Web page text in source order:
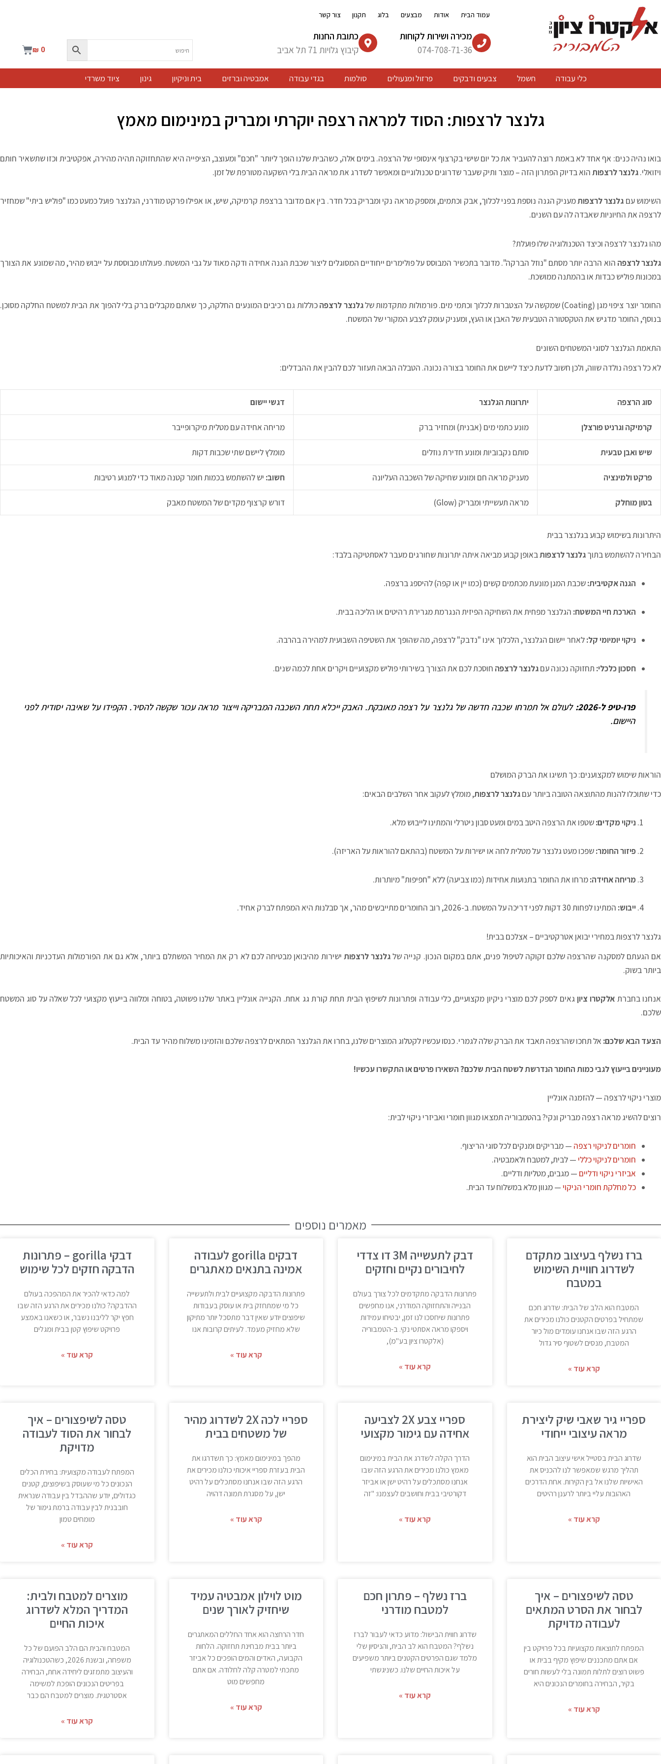
לתוכן
עמוד הבית אודות מבצעים בלוג תקנון צור קשר
מכירה ושירות לקוחות
074-708-71-36
כתובת החנות
קיבוץ גלויות 71 תל אביב
₪ 0
עגלת
כלי עבודה חשמל צבעים ודבקים פרזול ומנעולים סולמות בגדי עבודה אמבטיה וברזים בית וניקיון גינון ציוד משרדי
גלנצר לרצפות: הסוד למראה רצפה יוקרתי ומבריק במינימום מאמץ
בואו נהיה כנים: אף אחד לא באמת רוצה להעביר את כל יום שישי בקרצוף אינסופי של הרצפה. בימים אלה, כשהבית שלנו הופך ליותר "חכם" ומעוצב, הציפייה היא שהתחזוקה תהיה מהירה, אפקטיבית וכזו שתשאיר חותם
ויזואלי.גלנצר לרצפותהוא בדיוק הפתרון הזה – מוצר ותיק שעבר שדרוגים טכנולוגיים ומאפשר לשדרג את מראה הבית בלי השקעה מטורפת של זמן.
השימוש עם גלנצר לרצפותמעניק הגנה נוספת בפני לכלוך, אבק וכתמים, ומספק מראה נקי ומבריק בכל חדר. בין אם מדובר ברצפת קרמיקה, שיש, או אפילו פרקט מודרני, הגלנצר פועל כמעט כמו "פוליש ביתי" שמחזיר
לרצפה את החיוניות שאבדה לה עם השנים.
מהו גלנצר לרצפה וכיצד הטכנולוגיה שלו פועלת?
גלנצר לרצפה הוא הרבה יותר מסתם "נוזל הברקה". מדובר בתכשיר המבוסס על פולימרים ייחודיים המסוגלים ליצור שכבת הגנה אחידה ודקה מאוד על גבי המשטח. פעולתו מבוססת על ייבוש מהיר, מה שמונע את הצורך
במכונות פוליש כבדות או בהמתנה ממושכת.
החומר יוצר ציפוי מגן (Coating) שמקשה על הצטברות לכלוך וכתמי מים. פורמולות מתקדמות של גלנצר לרצפהכוללות גם רכיבים המונעים החלקה, כך שאתם מקבלים ברק בלי להפוך את הבית למשטח החלקה מסוכן.
בנוסף, החומר מדגיש את הטקסטורה הטבעית של האבן או העץ, ומעניק עומק לצבע המקורי של המשטח.
התאמת הגלנצר לסוגי המשטחים השונים
לא כל רצפה נולדה שווה, ולכן חשוב לדעת כיצד ליישם את החומר בצורה נכונה. הטבלה הבאה תעזור לכם להבין את ההבדלים:
סוג הרצפה יתרונות הגלנצר דגשי יישום
קרמיקה וגרניט פורצלן מונע כתמי מים (אבנית) ומחזיר ברק מריחה אחידה עם מטלית מיקרופייבר
שיש ואבן טבעית סותם נקבוביות ומונע חדירת נוזלים מומלץ ליישם שתי שכבות דקות
פרקט ולמינציה מעניק מראה חם ומונע שחיקה של השכבה העליונה חשוב: יש להשתמש בכמות חומר קטנה מאוד כדי למנוע רטיבות
בטון מוחלק מראה תעשייתי ומבריק (Glow) דורש קרצוף מקדים של המשטח מאבק
היתרונות בשימוש קבוע בגלנצר בבית
הבחירה להשתמש בתוךגלנצר לרצפותבאופן קבוע מביאה איתה יתרונות שחורגים מעבר לאסתטיקה בלבד:
הגנה אקטיבית:שכבת המגן מונעת מכתמים קשים (כמו יין או קפה) להיספג ברצפה.
הארכת חיי המשטח: הגלנצר מפחית את השחיקה הפיזית הנגרמת מגרירת רהיטים או הליכה בבית.
ניקוי יומיומי קל:לאחר יישום הגלנצר, הלכלוך אינו "נדבק" לרצפה, מה שהופך את השטיפה השבועית למהירה בהרבה.
חסכון כלכלי: תחזוקה נכונה עםגלנצר לרצפה חוסכת לכם את הצורך בשירותי פוליש מקצועיים ויקרים אחת לכמה שנים.
פרו-טיפ ל-2026:
לעולם אל תמרחו שכבה חדשה של גלנצר על רצפה מאובקת. האבק ייכלא תחת השכבה המבריקה וייצור מראה עכור שקשה להסיר. הקפידו על שאיבה יסודית לפני
היישום.
הוראות שימוש למקצוענים: כך תשיגו את הברק המושלם
כדי שתוכלו להנות מהתוצאה הטובה ביותר עםגלנצר לרצפות, מומלץ לעקוב אחר השלבים הבאים:
ניקוי מקדים:שטפו את הרצפה היטב במים ומעט סבון ניטרלי והמתינו לייבוש מלא.
פיזור החומר:שפכו מעט גלנצר על מטלית לחה או ישירות על המשטח (בהתאם להוראות על האריזה).
מריחה אחידה:מרחו את החומר בתנועות אחידות (כמו צביעה) ללא "חפיפות" מיותרות.
ייבוש: המתינו לפחות 30 דקות לפני דריכה על המשטח. ב-2026, רוב החומרים מתייבשים מהר, אך סבלנות היא המפתח לברק אחיד.
גלנצר לרצפות במחירי יבואן אטרקטיביים – אצלכם בבית!
אם הגעתם למסקנה שהרצפה שלכם זקוקה לטיפול פנים, אתם במקום הנכון. קנייה שלגלנצר לרצפות ישירות מהיבואן מבטיחה לכם לא רק את המחיר המשתלם ביותר, אלא גם את הפורמולות העדכניות והאיכותיות
ביותר בשוק.
אנחנו בחברת אלקטרו ציון גאים לספק לכם מוצרי ניקיון מקצועיים, כלי עבודה ופתרונות לשיפוץ הבית תחת קורת גג אחת. הקנייה אונליין באתר שלנו פשוטה, בטוחה ומלווה בייעוץ מקצועי לכל שאלה על סוג המשטח
שלכם.
הצעד הבא שלכם: אל תחכו שהרצפה תאבד את הברק שלה לגמרי. כנסו עכשיו לקטלוג המוצרים שלנו, בחרו את הגלנצר המתאים לרצפה שלכם והזמינו משלוח מהיר עד הבית.
מעוניינים בייעוץ לגבי כמות החומר הנדרשת לשטח הבית שלכם? השאירו פרטים או התקשרו עכשיו!
מוצרי ניקוי לרצפה — להזמנה אונליין
רוצים להשיג מראה רצפה מבריק ונקי? בהטמבוריה תמצאו מגוון חומרי ואביזרי ניקוי לבית:
חומרים לניקוי רצפה — מבריקים ומנקים לכל סוגי הריצוף.
חומרים לניקוי כללי— לבית, למטבח ולאמבטיה.
אביזרי ניקוי ודליים — מגבים, מטליות ודליים.
כל מחלקת חומרי הניקוי— מגוון מלא במשלוח עד הבית.
מאמרים נוספים
ברז נשלף בעיצוב מתקדם
לשדרוג חוויית השימוש
במטבח
המטבח הוא הלב של הבית: שדרוג חכם
שמתחיל בפרטים הקטנים כולנו מכירים את
הרגע הזה שבו אנחנו עומדים מול כיור
המטבח, מנסים לשטוף סיר גדול
קרא עוד »
דבק לתעשייה 3M דו צדדי
לחיבורים נקיים וחזקים
פתרונות הדבקה מתקדמים לכל צורך בעולם
הבנייה והתחזוקה המודרני, אנו מחפשים
פתרונות שיחסכו לנו זמן, יבטיחו עמידות
ויספקו מראה אסתטי נקי. ב-הטמבוריה
(אלקטרו ציון בע"מ),
קרא עוד »
דבקים gorilla לעבודה
אמינה בתנאים מאתגרים
פתרונות הדבקה מקצועיים לבית ולתעשייה
כל מי שמתחזק בית או עוסק בעבודות
שיפוצים יודע שאין דבר מתסכל יותר מתיקון
שלא מחזיק מעמד. לעיתים קרובות אנו
קרא עוד »
דבקי gorilla – פתרונות
הדבקה חזקים לכל שימוש
למה כדאי להכיר את המהפכה בעולם
ההדבקה? כולנו מכירים את הרגע הזה שבו
חפץ יקר לליבנו נשבר, או כשאנו באמצע
פרויקט שיפוץ קטן בבית ומגלים
קרא עוד »
ספריי גיר שאבי שיק ליצירת
מראה עיצובי ייחודי
שדרוג הבית בסטייל אישי עיצוב הבית הוא
תהליך מרגש שמאפשר לנו להכניס את
האישיות שלנו אל בין הקירות. אחת הדרכים
האהובות עליי ביותר לרענן רהיטים
קרא עוד »
ספריי צבע 2X לצביעה
אחידה עם גימור מקצועי
הדרך הקלה לשדרג את הבית במינימום
מאמץ כולנו מכירים את הרגע הזה שבו
אנחנו מסתכלים על רהיט ישן או אביזר
דקורטיבי בבית וחושבים לעצמנו: "זה
קרא עוד »
ספריי לכה 2X לשדרוג מהיר
של משטחים בבית
מהפך במינימום מאמץ: כך תשדרגו את
הבית בעזרת ספריי איכותי כולנו מכירים את
הרגע הזה שבו אנחנו מסתכלים על רהיט
ישן, על מסגרת תמונה דהויה
קרא עוד »
טסה לשיפצורים – איך
לבחור את הסוד לעבודה
מדויקת
המפתח לעבודה מקצועית: בחירת הכלים
הנכונים כל מי שעוסק בשיפוצים, קטנים
כגדולים, יודע שההבדל בין עבודה שנראית
חובבנית לבין עבודה ברמת גימור של
מומחים טמון
קרא עוד »
טסה לשיפצורים – איך
לבחור את הסרט המתאים
לעבודה מדויקת
המפתח לתוצאות מקצועיות בכל פרויקט בין
אם אתם מתכננים שיפוץ מקיף בבית או
פשוט רוצים לתלות תמונה בלי לעשות חורים
בקיר, הבחירה בחומרים הנכונים היא
קרא עוד »
ברז נשלף – פתרון חכם
למטבח מודרני
שדרוג חווית הבישול: מדוע כדאי לעבור לברז
נשלף? המטבח הוא לב הבית, והניסיון שלי
מלמד שגם הפרטים הקטנים ביותר משפיעים
על איכות החיים שלנו. כשניגשתי
קרא עוד »
מוט לוילון אמבטיה עמיד
שיחזיק לאורך שנים
חדר הרחצה הוא אחד החללים המאתגרים
ביותר בבית מבחינת תחזוקה. הלחות
הקבועה, האדים והמים הופכים כל אביזר
מתכתי למטרה קלה לחלודה. אם אתם
מחפשים מוט
קרא עוד »
מוצרים למטבח ולבית:
המדריך המלא לשדרוג
איכות החיים
המטבח והבית הם הלב הפועם של כל
משפחה, ובשנת 2026, כשהטכנולוגיה
והעיצוב מתמזגים ליחידה אחת, הבחירה
בפריטים הנכונים הופכת למשימה
אסטרטגית. מוצרים למטבח הם כבר
קרא עוד »